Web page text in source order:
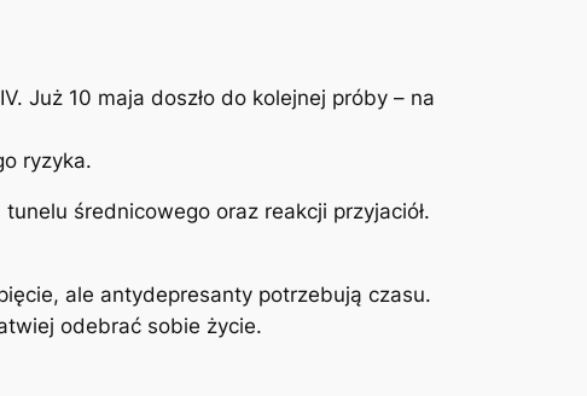
Już 10 maja doszło do kolejnej próby – na
ryzyka.
średnicowego oraz reakcji przyjaciół.
ale antydepresanty potrzebują czasu.
odebrać sobie życie.